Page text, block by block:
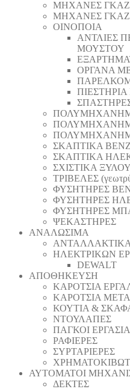
ΜΗΧΑΝΕΣ
ΜΗΧΑΝΕΣ
ΟΙΝΟΠΟΙΑ
ΑΝΤΛΙΕΣ
ΜΟΥΣΤΟΥ
ΟΡΓΑΝΑ
ΣΚΑΠΤΙΚΑ
ΣΚΑΠΤΙΚΑ
ΣΧΙΣΤΙΚΑ
ΤΡΙΒΕΛΕΣ
ΦΥΣΗΤΗΡΕΣ
ΦΥΣΗΤΗΡΕΣ
ΦΥΣΗΤΗΡΕΣ
ΨΕΚΑΣΤΗΡΕΣ
ΑΝΑΛΩΣΙΜΑ
ΗΛΕΚΤΡΙΚΩΝ
DEWALT
ΑΠΟΘΗΚΕΥΣΗ
ΚΑΡΟΤΣΙΑ
ΚΑΡΟΤΣΙΑ
ΚΟΥΤΙΑ &
ΝΤΟΥΛΑΠΕΣ
ΠΑΓΚΟΙ
ΡΑΦΙΕΡΕΣ
ΣΥΡΤΑΡΙΕΡΕΣ
ΑΥΤΟΜΑΤΟΙ
ΔΕΚΤΕΣ